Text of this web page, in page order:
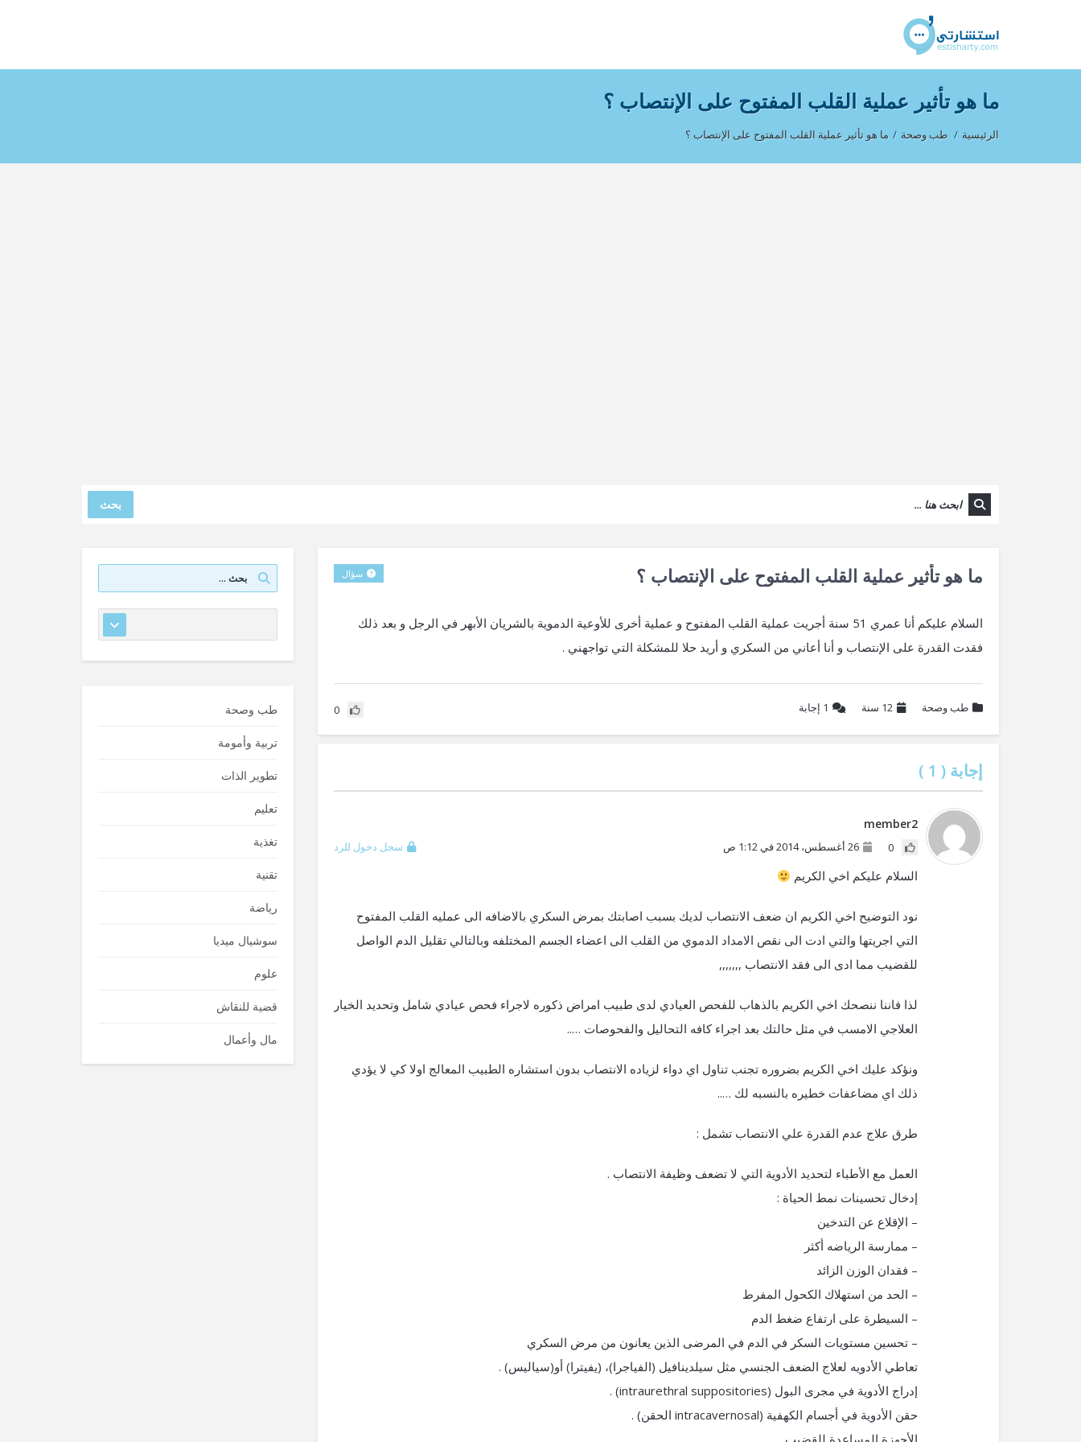
ما هو تأثير عملية القلب المفتوح على الإنتصاب ؟
الرئيسية / طب وصحة / ما هو تأثير عملية القلب المفتوح على الإنتصاب ؟
بحث
ما هو تأثير عملية القلب المفتوح على الإنتصاب ؟ سؤال
السلام عليكم أنا عمري 51 سنة أجريت عملية القلب المفتوح و عملية أخرى للأوعية الدموية بالشريان الأبهر في الرجل و بعد ذلك
فقدت القدرة على الإنتصاب و أنا أعاني من السكري و أريد حلا للمشكلة التي تواجهني .
طب وصحة 12 سنة 1 إجابة 0
إجابة ( 1
)
member2
0 26 أغسطس، 2014 في 1:12 ص سجل دخول للرد
السلام عليكم اخي الكريم
نود التوضيح اخي الكريم ان ضعف الانتصاب لديك بسبب اصابتك بمرض السكري بالاضافه الى عمليه القلب المفتوح
التي اجريتها والتي ادت الى نقص الامداد الدموي من القلب الى اعضاء الجسم المختلفه وبالتالي تقليل الدم الواصل
للقضيب مما ادى الى فقد الانتصاب ,,,,,,,
لذا فاننا ننصحك اخي الكريم بالذهاب للفحص العيادي لدى طبيب امراض ذكوره لاجراء فحص عيادي شامل وتحديد الخيار
العلاجي الامسب في مثل حالتك بعد اجراء كافه التحاليل والفحوصات …..
ونؤكد عليك اخي الكريم بضروره تجنب تناول اي دواء لزياده الانتصاب بدون استشاره الطبيب المعالج اولا كي لا يؤدي
ذلك اي مضاعفات خطيره بالنسبه لك …..
طرق علاج عدم القدرة علي الانتصاب تشمل :
العمل مع الأطباء لتحديد الأدوية التي لا تضعف وظيفة الانتصاب .
إدخال تحسينات نمط الحياة :
– الإقلاع عن التدخين
– ممارسة الرياضه أكثر
– فقدان الوزن الزائد
– الحد من استهلاك الكحول المفرط
– السيطرة على ارتفاع ضغط الدم
– تحسين مستويات السكر في الدم في المرضى الذين يعانون من مرض السكري
تعاطي الأدويه لعلاج الضعف الجنسي مثل سيلدينافيل (الفياجرا)، (يفيترا) أو(سياليس) .
إدراج الأدوية في مجرى البول (intraurethral suppositories) .
حقن الأدوية في أجسام الكهفية (intracavernosal الحقن) .
الأجهزة المساعدة للقضيب .
طب وصحة
تربية وأمومة
تطوير الذات
تعليم
تغذية
تقنية
رياضة
سوشيال ميديا
علوم
قضية للنقاش
مال وأعمال